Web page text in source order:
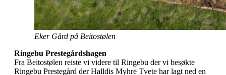
Eker Gård på Beitostølen
Ringebu Prestegårdshagen
Fra Beitostølen reiste vi videre til Ringebu der vi besøkte
Ringebu Prestegård der Halldis Myhre Tvete har lagt ned en